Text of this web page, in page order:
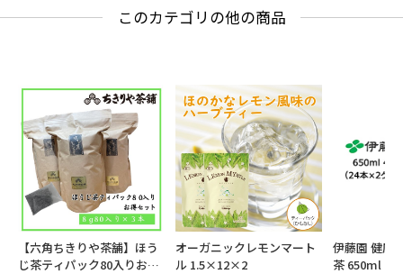
このカテゴリの他の商品
【六角ちきりや茶舗】ほう
じ茶ティパック80入りお得
オーガニックレモンマート
ル 1.5×12×2
伊藤園 健康
茶 650ml